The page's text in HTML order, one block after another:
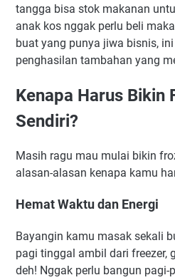
tangga bisa stok makanan
anak kos nggak perlu beli
buat yang punya jiwa bisnis,
penghasilan tambahan yang
Kenapa Harus Bikin
Sendiri?
Masih ragu mau mulai bikin
alasan-alasan kenapa kamu
Hemat Waktu dan Energi
Bayangin kamu masak sekali
pagi tinggal ambil dari freezer,
deh! Nggak perlu bangun